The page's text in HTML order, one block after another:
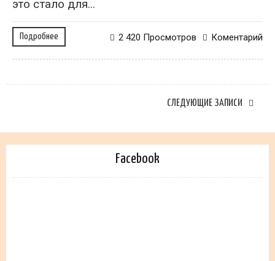
это стало для...
Подробнее Коментарий
2 420 Просмотров
СЛЕДУЮЩИЕ ЗАПИСИ
Facebook